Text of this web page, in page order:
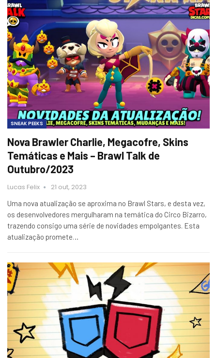
SNEAK PEEKS
Nova Brawler Charlie, Megacofre, Skins
Temáticas e Mais – Brawl Talk de
Outubro/2023
Lucas Felix 21 out, 2023
Uma nova atualização se aproxima no Brawl Stars, e desta vez,
os desenvolvedores mergulharam na temática do Circo Bizarro,
trazendo consigo uma série de novidades empolgantes. Esta
atualização promete…